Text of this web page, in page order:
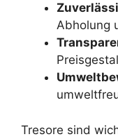
Abholung
Tresore sind